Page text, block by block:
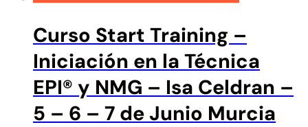
Curso Start Training –
Iniciación en la Técnica
EPI® y NMG – Isa Celdran –
5 – 6 – 7 de Junio Murcia